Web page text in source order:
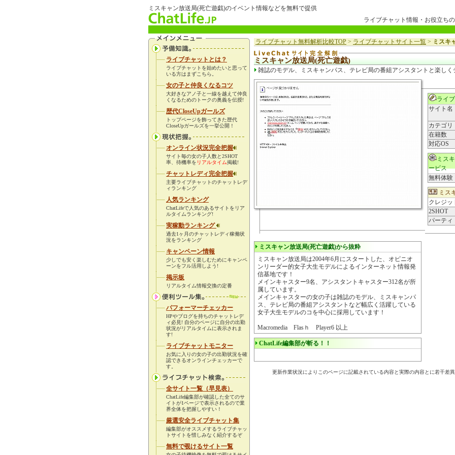
ミスキャン放送局(死亡遊戯)のイベント情報などを無料で提供
ライブチャット情報・お役立ち
ライブチャットとは？
ライブチャットを始めたいと思って
いる方はまずこちら。
女の子と仲良くなるコツ
大好きなアノ子と一線を越えて仲良
くなるためのトークの奥義を伝授!
歴代CloseUpガールズ
トップページを飾ってきた歴代
CloseUpガールズを一挙公開！
オンライン状況完全把握
サイト毎の女の子人数と2SHOT
率、待機率を リアルタイム掲載!
チャットレディ完全把握
主要ライブチャットのチャットレデ
ィランキング
人気ランキング
ChatLifeで人気のあるサイトをリア
ルタイムランキング!
実稼動ランキング
過去1ヶ月のチャットレディ稼働状
況をランキング
キャンペーン情報
少しでも安く楽しむためにキャンペ
ーンをフル活用しよう!
掲示板
リアルタイム情報交換の定番
パフォーマーチェッカー
HPやブログを持ちのチャットレデ
ィ必見! 自分のページに自分の出勤
状況がリアルタイムに表示されま
す!
ライブチャットモニター
お気に入りの女の子の出勤状況を確
認できるオンラインチェッカーで
す。
全サイト一覧（早見表）
ChatLife編集部が確認した全てのサ
イトが1ページで表示されるので業
界全体を把握しやすい！
厳選安全ライブチャット集
編集部がオススメするライブチャッ
トサイトを惜しみなく紹介するぞ
無料で覗けるサイト一覧
ライブチャット無料解析比較TOP > ライブチャットサイト一覧 > ミスキ
ミスキャン放送局(死亡遊戯)
雑誌のモデル、ミスキャンパス、テレビ局の番組アシスタントと楽しく
ライ
サイト名
カテゴリ
在籍数
対応OS
ミス
ービス
無料体験
ミス
クレジッ
2SHOT
パーティ
ミスキャン放送局(死亡遊戯)から抜粋
ミスキャン放送局は2004年6月にスタートした、オピニオ
ンリーダー的女子大生モデルによるインターネット情報発
信基地です！
メインキャスター9名、アシスタントキャスター312名が所
属しています。
メインキャスターの女の子は雑誌のモデル、ミスキャンパ
ス、テレビ局の番組アシスタントなど幅広く活躍している
女子大生モデルのコを中心に採用しています！
Macromedia Flasｈ Player6 以上
ChatLife編集部が斬る！！
更新作業状況によりこのページに記載されている内容と実際の内容とに若干差